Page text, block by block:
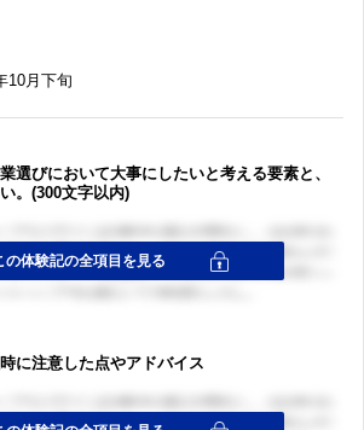
10月下旬
選びにおいて大事にしたいと考える要素と、
。(300文字以内)
に注意した点やアドバイス